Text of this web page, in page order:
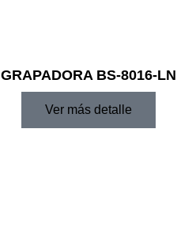
GRAPADORA BS-8016-LN
Ver más detalle